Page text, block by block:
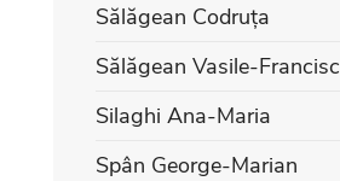
Sălăgean Codruța
Sălăgean Vasile-Francisc
Silaghi Ana-Maria
Spân George-Marian